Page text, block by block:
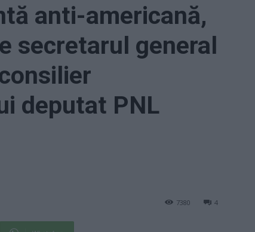
anti-americană,
secretarul general
deputat PNL
4
7380